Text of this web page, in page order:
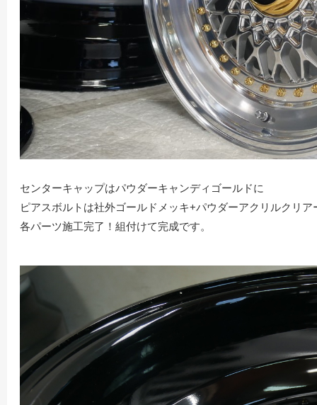
センターキャップはパウダーキャンディゴールドに
ピアスボルトは社外ゴールドメッキ+パウダーアクリルクリア
各パーツ施工完了！組付けて完成です。